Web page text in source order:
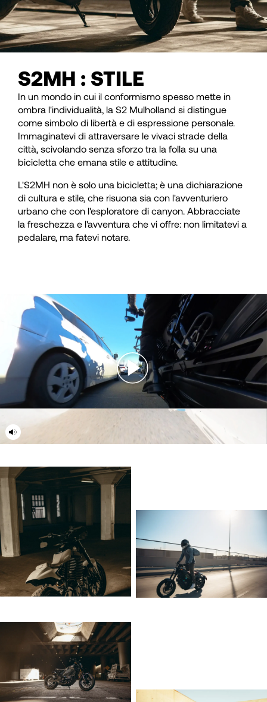
S2MH : STILE
In un mondo in cui il conformismo spesso mette in
ombra l'individualità, la S2 Mulholland si distingue
come simbolo di libertà e di espressione personale.
Immaginatevi di attraversare le vivaci strade della
città, scivolando senza sforzo tra la folla su una
bicicletta che emana stile e attitudine.
L'S2MH non è solo una bicicletta; è una dichiarazione
di cultura e stile, che risuona sia con l'avventuriero
urbano che con l'esploratore di canyon. Abbracciate
la freschezza e l'avventura che vi offre: non limitatevi a
pedalare, ma fatevi notare.